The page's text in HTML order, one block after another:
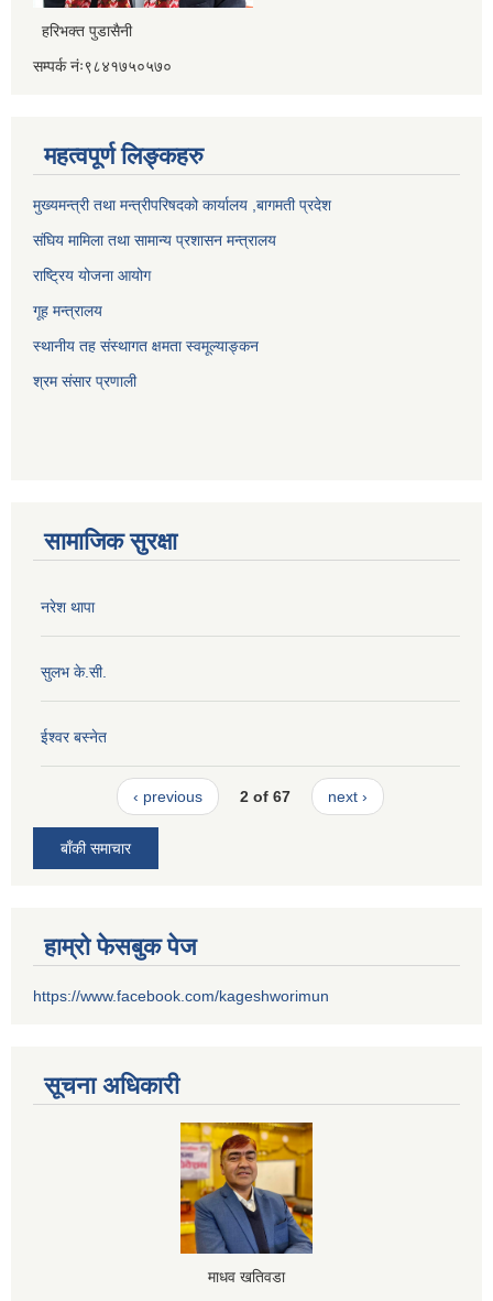
हरिभक्त पुडासैनी
सम्पर्क नंः९८४१७५०५७०
महत्वपूर्ण लिङ्कहरु
मुख्यमन्त्री तथा मन्त्रीपरिषदको कार्यालय ,बागमती प्रदेश
संघिय मामिला तथा सामान्य प्रशासन मन्त्रालय
राष्ट्रिय योजना आयोग
गूह मन्त्रालय
स्थानीय तह संस्थागत क्षमता स्वमूल्याङ्कन
श्रम संसार प्रणाली
सामाजिक सुरक्षा
नरेश थापा
सुलभ के.सी.
ईश्वर बस्नेत
‹ previous 2 of 67 next ›
बाँकी समाचार
हाम्रो फेसबुक पेज
https://www.facebook.com/kageshworimun
सूचना अधिकारी
माधव खतिवडा